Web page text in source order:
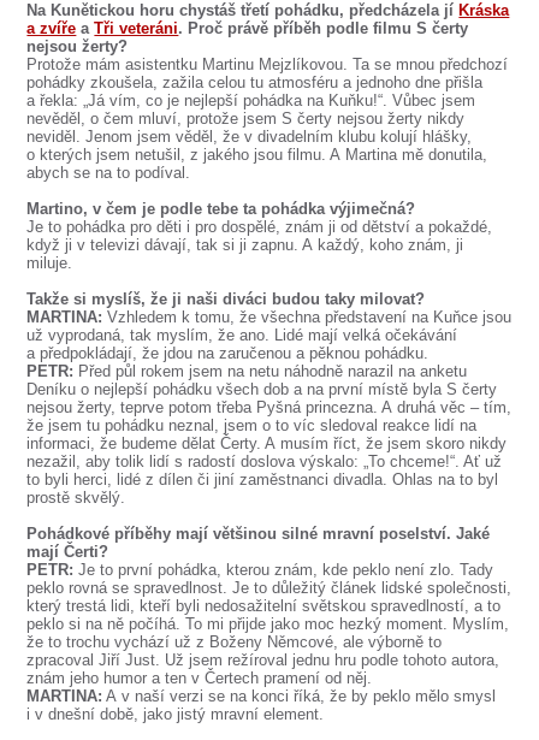
SOUBOR
DÁLE NABÍZÍME
Na Kunětickou horu chystáš třetí pohádku, předcházela jí Kráska
a zvíře aTři veteráni. Proč právě příběh podle filmu S čerty
nejsou žerty?
Protože mám asistentku Martinu Mejzlíkovou. Ta se mnou předchozí
pohádky zkoušela, zažila celou tu atmosféru a jednoho dne přišla
a řekla: „Já vím, co je nejlepší pohádka na Kuňku!“. Vůbec jsem
nevěděl, o čem mluví, protože jsem S čerty nejsou žerty nikdy
neviděl. Jenom jsem věděl, že v divadelním klubu kolují hlášky,
o kterých jsem netušil, z jakého jsou filmu. A Martina mě donutila,
abych se na to podíval.
Martino, v čem je podle tebe ta pohádka výjimečná?
Je to pohádka pro děti i pro dospělé, znám ji od dětství a pokaždé,
když ji v televizi dávají, tak si ji zapnu. A každý, koho znám, ji
miluje.
Takže si myslíš, že ji naši diváci budou taky milovat?
MARTINA:Vzhledem k tomu, že všechna představení na Kuňce jsou
už vyprodaná, tak myslím, že ano. Lidé mají velká očekávání
a předpokládají, že jdou na zaručenou a pěknou pohádku.
PETR: Před půl rokem jsem na netu náhodně narazil na anketu
Deníku o nejlepší pohádku všech dob a na první místě byla S čerty
nejsou žerty, teprve potom třeba Pyšná princezna. A druhá věc – tím,
že jsem tu pohádku neznal, jsem o to víc sledoval reakce lidí na
informaci, že budeme dělat Čerty. A musím říct, že jsem skoro nikdy
nezažil, aby tolik lidí s radostí doslova výskalo: „To chceme!“. Ať už
to byli herci, lidé z dílen či jiní zaměstnanci divadla. Ohlas na to byl
prostě skvělý.
Pohádkové příběhy mají většinou silné mravní poselství. Jaké
mají Čerti?
PETR:Je to první pohádka, kterou znám, kde peklo není zlo. Tady
peklo rovná se spravedlnost. Je to důležitý článek lidské společnosti,
který trestá lidi, kteří byli nedosažitelní světskou spravedlností, a to
peklo si na ně počíhá. To mi přijde jako moc hezký moment. Myslím,
že to trochu vychází už z Boženy Němcové, ale výborně to
zpracoval Jiří Just. Už jsem režíroval jednu hru podle tohoto autora,
znám jeho humor a ten v Čertech pramení od něj.
MARTINA: A v naší verzi se na konci říká, že by peklo mělo smysl
i v dnešní době, jako jistý mravní element.